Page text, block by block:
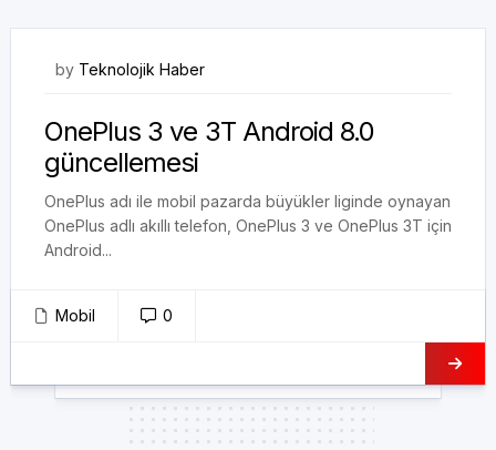
by Teknolojik Haber
OnePlus 3 ve 3T Android 8.0
güncellemesi
OnePlus adı ile mobil pazarda büyükler liginde oynayan
OnePlus adlı akıllı telefon, OnePlus 3 ve OnePlus 3T için
Android...
Mobil 0